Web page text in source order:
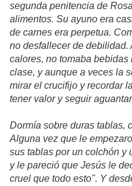
segunda penitencia de
alimentos. Su ayuno era
de carnes era perpetua.
no desfallecer de debilidad.
calores, no tomaba
clase, y aunque a veces la
mirar el crucifijo y recordar
tener valor y seguir
Dormía sobre duras tablas,
Alguna vez que le
sus tablas por un colchón y
y le pareció que Jesús le
cruel que todo esto". Y